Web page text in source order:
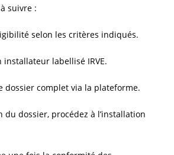
suivre :
selon les critères indiqués.
installateur labellisé IRVE.
dossier complet via la plateforme.
du dossier, procédez à l’installation